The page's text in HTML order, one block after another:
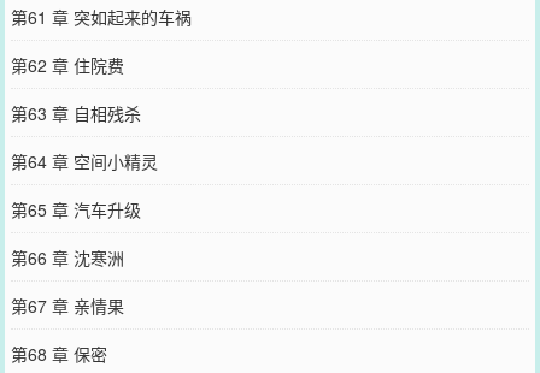
第61 章 突如起来的车祸
第62 章 住院费
第63 章 自相残杀
第64 章 空间小精灵
第65 章 汽车升级
第66 章 沈寒洲
第67 章 亲情果
第68 章 保密